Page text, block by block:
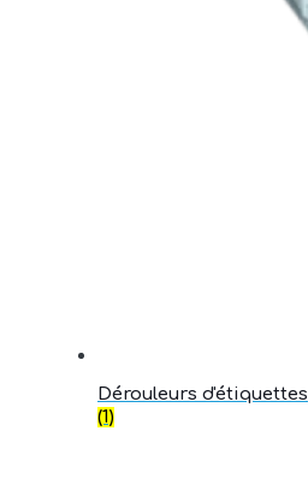
Dérouleurs d'étiquettes
(1)